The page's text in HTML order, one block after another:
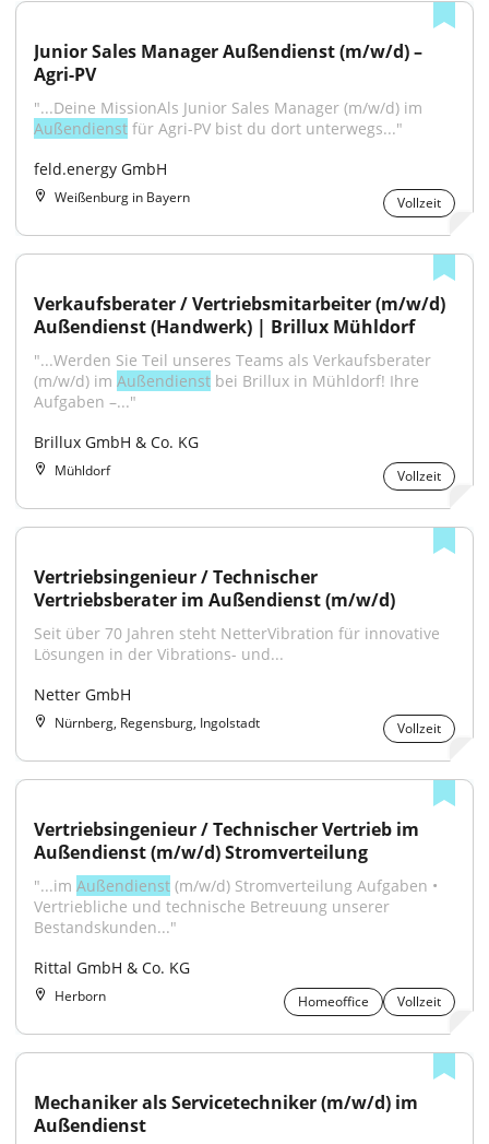
Junior Sales Manager Außendienst (m/w/d) –
Agri-PV
Außendienst für Agri-PV bist du dort unterwegs..."
feld.energy GmbH
Weißenburg in Bayern Vollzeit
Verkaufsberater / Vertriebsmitarbeiter (m/w/d)
Außendienst (Handwerk) | Brillux Mühldorf
"...Werden Sie Teil unseres Teams als Verkaufsberater
(m/w/d) im Außendienst bei Brillux in Mühldorf! Ihre
Aufgaben –..."
Brillux GmbH & Co. KG
Mühldorf Vollzeit
Vertriebsingenieur / Technischer
Vertriebsberater im Außendienst (m/w/d)
Seit über 70 Jahren steht NetterVibration für innovative
Lösungen in der Vibrations- und...
Netter GmbH
Nürnberg, Regensburg, Ingolstadt Vollzeit
Vertriebsingenieur / Technischer Vertrieb im
Außendienst (m/w/d) Stromverteilung
"...im Außendienst (m/w/d) Stromverteilung Aufgaben •
Vertriebliche und technische Betreuung unserer
Bestandskunden..."
Rittal GmbH & Co. KG
Herborn Homeoffice Vollzeit
Mechaniker als Servicetechniker (m/w/d) im
Außendienst